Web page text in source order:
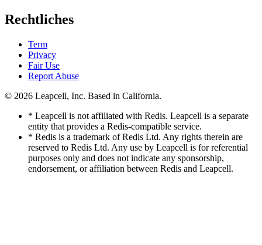
Rechtliches
Term
Privacy
Fair Use
Report Abuse
© 2026 Leapcell, Inc. Based in California.
* Leapcell is not affiliated with Redis. Leapcell is a separate
entity that provides a Redis-compatible service.
* Redis is a trademark of Redis Ltd. Any rights therein are
reserved to Redis Ltd. Any use by Leapcell is for referential
purposes only and does not indicate any sponsorship,
endorsement, or affiliation between Redis and Leapcell.